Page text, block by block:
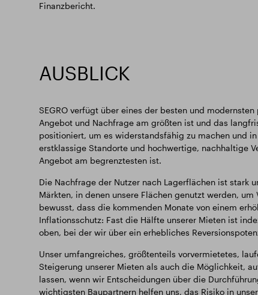
Finanzbericht.
AUSBLICK
SEGRO verfügt über eines der besten und
Angebot und Nachfrage am größten ist und das
positioniert, um es widerstandsfähig zu machen und
erstklassige Standorte und hochwertige, nachhaltige
Angebot am begrenztesten ist.
Die Nachfrage der Nutzer nach Lagerflächen ist
Märkten, in denen unsere Flächen genutzt werden,
bewusst, dass die kommenden Monate von einem
Inflationsschutz: Fast die Hälfte unserer Mieten ist
oben, bei der wir über ein erhebliches
Unser umfangreiches, größtenteils vorvermietetes,
Steigerung unserer Mieten als auch die Möglichkeit,
lassen, wenn wir Entscheidungen über die
wichtigsten Baupartnern helfen uns, das Risiko in